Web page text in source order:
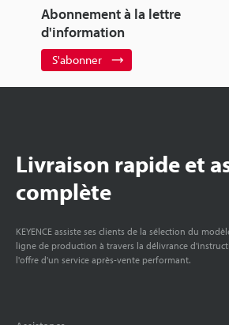
Abonnement à la lettre
d'information
S'abonner
Livraison rapide et
complète
KEYENCE assiste ses clients de la sélection du
ligne de production à travers la délivrance
l'offre d'un service après-vente performant.